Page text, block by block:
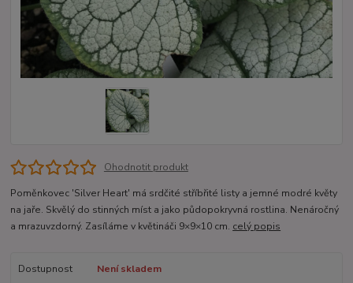
Ohodnotit produkt
Poměnkovec 'Silver Heart' má srdčité stříbřité listy a jemné modré květy
na jaře. Skvělý do stinných míst a jako půdopokryvná rostlina. Nenáročný
a mrazuvzdorný. Zasíláme v květináči 9×9×10 cm. celý popis
Dostupnost
Není skladem